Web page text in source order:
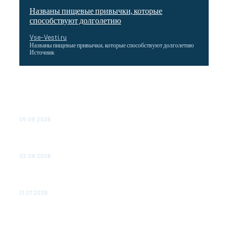
Названы пищевые привычки, которые
способствуют долголетию
Vse-Vesti.ru
Названы пищевые привычки, которые способствуют долголетию
Источник
05.08.2026
02.08.2026
31.07.2026